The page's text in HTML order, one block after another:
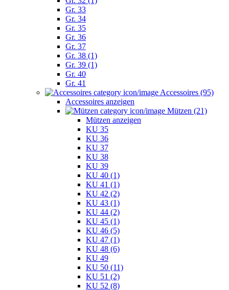
Gr. 33
Gr. 34
Gr. 35
Gr. 36
Gr. 37
Gr. 38 (1)
Gr. 39 (1)
Gr. 40
Gr. 41
Accessoires (95)
Accessoires anzeigen
Mützen (21)
Mützen anzeigen
KU 35
KU 36
KU 37
KU 38
KU 39
KU 40 (1)
KU 41 (1)
KU 42 (2)
KU 43 (1)
KU 44 (2)
KU 45 (1)
KU 46 (5)
KU 47 (1)
KU 48 (6)
KU 49
KU 50 (11)
KU 51 (2)
KU 52 (8)